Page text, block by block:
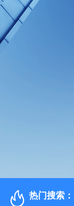
热门搜索：